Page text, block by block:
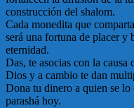
construcción del shalom.
Cada monedita que
será una fortuna de placer
eternidad.
Das, te asocias con la
Dios y a cambio te dan
Dona tu dinero a quien se lo
parashá hoy.